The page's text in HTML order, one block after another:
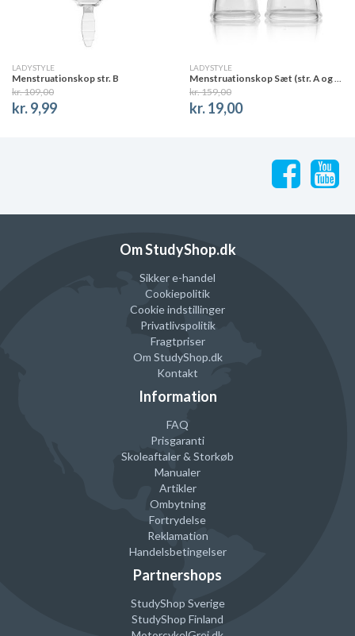
LADYSTYLE
Menstruationskop str. B
kr. 109,00
kr. 9,99
LADYSTYLE
Menstruationskop Sæt (str. A og B)
kr. 159,00
kr. 19,00
Om StudyShop.dk
Sikker e-handel
Cookiepolitik
Cookie indstillinger
Privatlivspolitik
Fragtpriser
Om StudyShop.dk
Kontakt
Information
FAQ
Prisgaranti
Skoleaftaler & Storkøb
Manualer
Artikler
Ombytning
Fortrydelse
Reklamation
Handelsbetingelser
Partnershops
StudyShop Sverige
StudyShop Finland